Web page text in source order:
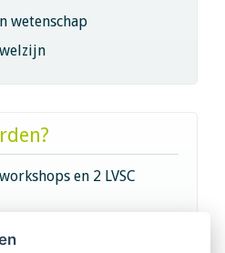
wetenschap
en 2 LVSC
vakgenoten